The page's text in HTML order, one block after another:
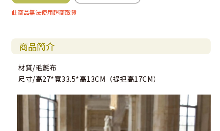
此商品無法使用超商取貨
商品簡介
材質/毛氈布
尺寸/高27*寬33.5*高13CM（提把高17CM）